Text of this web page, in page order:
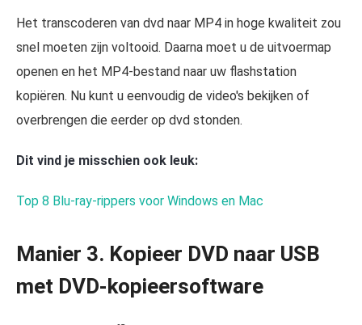
Het transcoderen van dvd naar MP4 in hoge kwaliteit zou
snel moeten zijn voltooid. Daarna moet u de uitvoermap
openen en het MP4-bestand naar uw flashstation
kopiëren. Nu kunt u eenvoudig de video's bekijken of
overbrengen die eerder op dvd stonden.
Dit vind je misschien ook leuk:
Top 8 Blu-ray-rippers voor Windows en Mac
Manier 3. Kopieer DVD naar USB
met DVD-kopieersoftware